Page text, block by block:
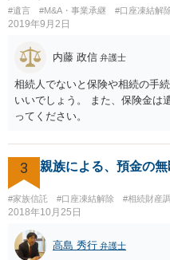
とを伺わせる事情をどれだけ積
ろとなります。 返済の事実や、
おく方が宜しいかと思います。
が、事前準備が早い方が有効な
目に弁護士を入れられることを
#遺言 #M&A・事業承継 #口座凍結解
2019年9月2日
内藤 政信 弁護士
相続人でないと保険や相続の手
いいでしょう。 また、保険金は
ってください。
3 親族による、預金の
#家族信託 #口座凍結解除 #相続財産
2018年10月25日
高島 秀行 弁護士